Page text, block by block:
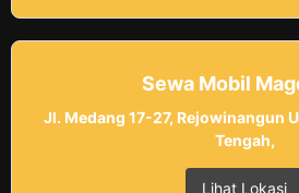
Sewa Mobil
Jl. Medang 17-27, Rejowinangun
Tengah,
Lihat Lokasi